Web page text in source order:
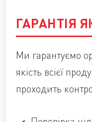
ГАРАНТІЯ
Ми гарантуємо
якість всієї
проходить